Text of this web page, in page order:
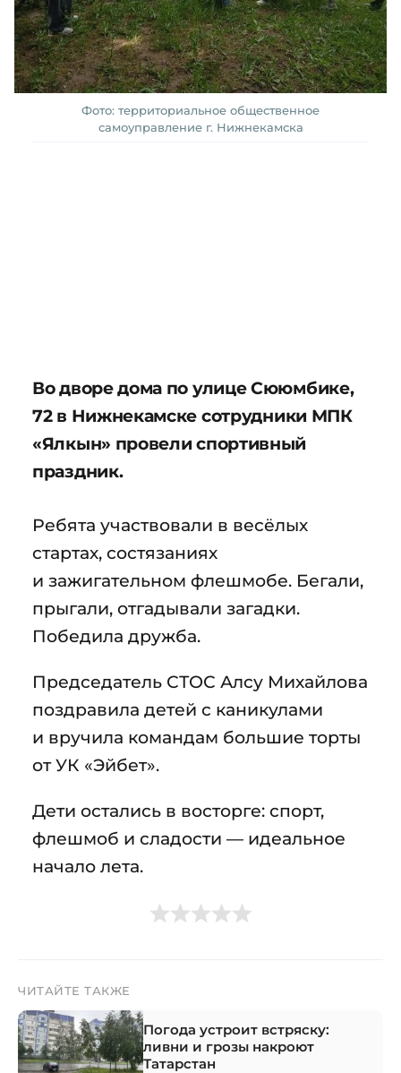
Фото: территориальное общественное
самоуправление г. Нижнекамска
Во дворе дома по улице Сююмбике,
72 в Нижнекамске сотрудники МПК
«Ялкын» провели спортивный
праздник.
Ребята участвовали в весёлых
стартах, состязаниях
и зажигательном флешмобе. Бегали,
прыгали, отгадывали загадки.
Победила дружба.
Председатель СТОС Алсу Михайлова
поздравила детей с каникулами
и вручила командам большие торты
от УК «Эйбет».
Дети остались в восторге: спорт,
флешмоб и сладости — идеальное
начало лета.
ЧИТАЙТЕ ТАКЖЕ
Погода устроит встряску:
ливни и грозы накроют
Татарстан